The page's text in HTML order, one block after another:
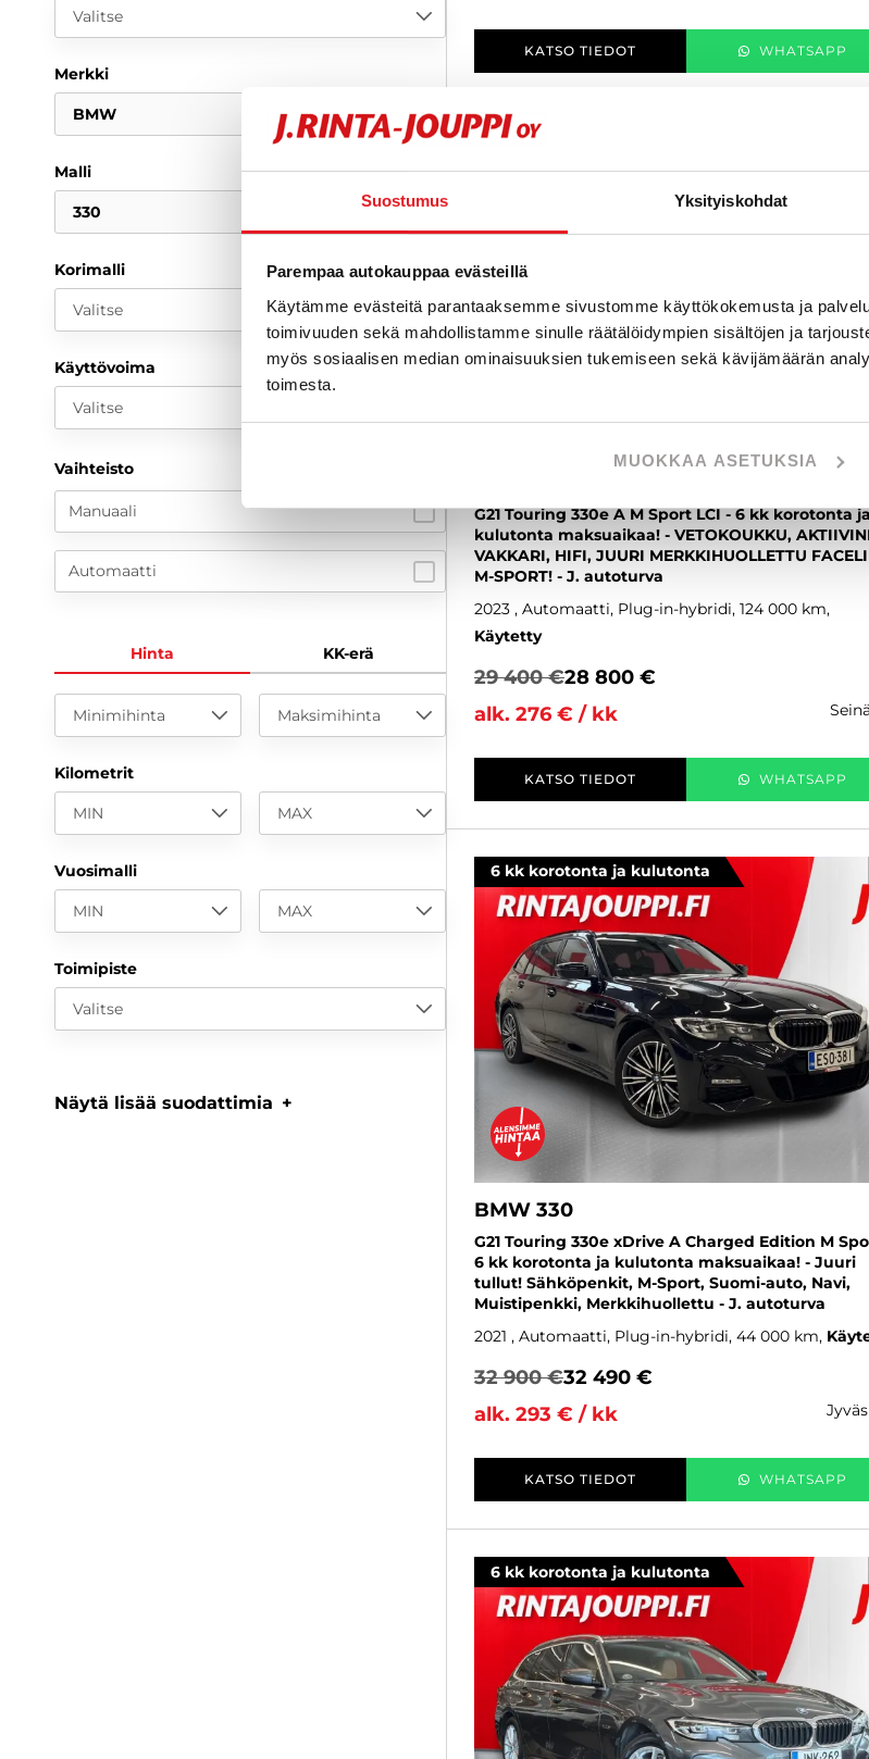
Suostumus Yksityiskohdat
Parempaa autokauppaa evästeillä
Käytämme evästeitä parantaaksemme sivustomme käyttökokemusta ja
toimivuuden sekä mahdollistamme sinulle räätälöidympien sisältöjen ja
myös sosiaalisen median ominaisuuksien tukemiseen sekä kävijämäärän
toimesta.
MUOKKAA ASETUKSIA
Valitse
Merkki
BMW
Malli
330
Korimalli
Valitse
Käyttövoima
Valitse
Vaihteisto
Manuaali
Automaatti
Hinta KK-erä
Minimihinta Maksimihinta
Kilometrit
MIN MAX
Vuosimalli
MIN MAX
Toimipiste
Valitse
Näytä lisää suodattimia
KATSO TIEDOT WHATSAPP
6 kk korotonta ja kulutonta
G21 Touring 330e A M Sport LCI - 6 kk korotonta
kulutonta maksuaikaa! - VETOKOUKKU,
VAKKARI, HIFI, JUURI MERKKIHUOLLETTU
M-SPORT! - J. autoturva
2023 , Automaatti, Plug-in-hybridi, 124 000 km
Käytetty
29 400 €28 800 €
alk. 276 € / kk
KATSO TIEDOT WHATSAPP
6 kk korotonta ja kulutonta
BMW 330
G21 Touring 330e xDrive A Charged Edition M
6 kk korotonta ja kulutonta maksuaikaa! - Juuri
tullut! Sähköpenkit, M-Sport, Suomi-auto, Navi,
Muistipenkki, Merkkihuollettu - J. autoturva
2021 , Automaatti, Plug-in-hybridi, 44 000 km
32 900 €32 490 €
alk. 293 € / kk
KATSO TIEDOT WHATSAPP
6 kk korotonta ja kulutonta